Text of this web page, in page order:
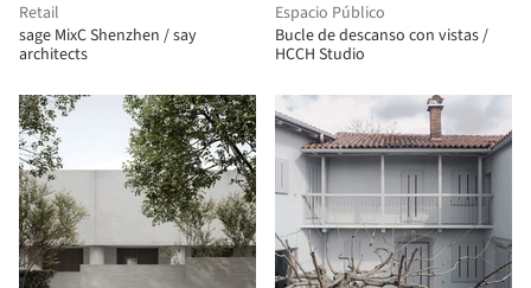
Retail
sage MixC Shenzhen / say
architects
Espacio Público
Bucle de descanso con vistas /
HCCH Studio